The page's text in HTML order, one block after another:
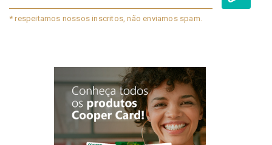
* respeitamos nossos inscritos, não enviamos spam.